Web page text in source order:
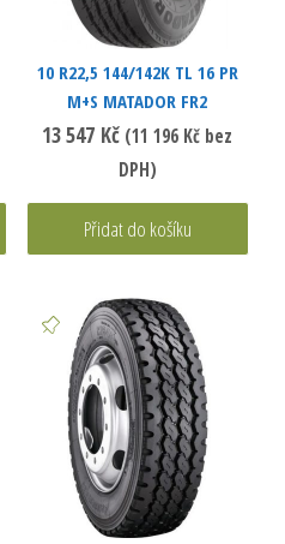
10 R22,5 144/142K TL 16 PR
M+S MATADOR FR2
13 547 Kč (11 196 Kč bez
DPH)
Přidat do košíku